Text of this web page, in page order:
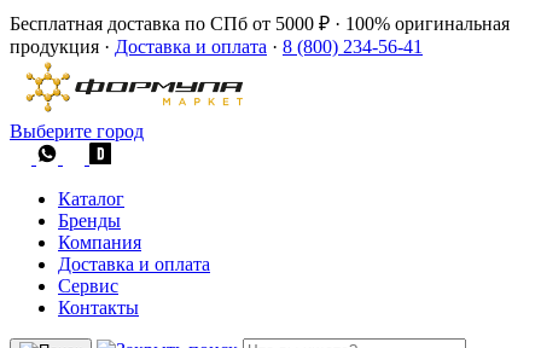
Бесплатная доставка по СПб от 5000 ₽ · 100% оригинальная
продукция · Доставка и оплата · 8 (800) 234-56-41
Выберите город
Каталог
Бренды
Компания
Доставка и оплата
Сервис
Контакты